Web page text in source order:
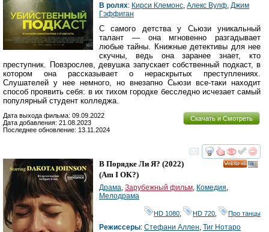
В ролях: Кирси Клемонс, Алекс Вулф, Джим
Гэффиган
С самого детства у Сьюзи уникальный
талант — она мгновенно разгадывает
любые тайны. Книжные детективы для нее
скучны, ведь она заранее знает, кто
преступник. Повзрослев, девушка запускает собственный подкаст, в
котором она рассказывает о нераскрытых преступлениях.
Слушателей у нее немного, но внезапно Сьюзи все-таки находит
способ проявить себя: в их тихом городке бесследно исчезает самый
популярный студент колледжа.
Скачать и Смотреть
Дата выхода фильма: 09.09.2022
Дата добавления: 21.08.2023
Последнее обновление: 13.11.2024
смотреть
В Порядке Ли Я? (2022)
(Am I OK?)
Драма Зарубежный фильм Комедия
Мелодрама
HD 1080 HD 720 Про танцы
Режиссеры: Стефани Аллен Тиг Нотаро